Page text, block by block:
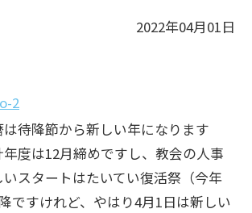
2022年04月01日
待降節から新しい年になります
年度は12月締めですし、教会の人事
スタートはたいてい復活祭（今年
ですけれど、やはり4月1日は新しい